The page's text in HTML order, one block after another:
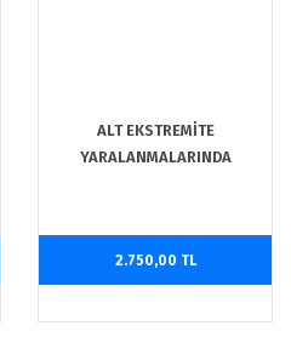
ALT EKSTREMİTE
YARALANMALARINDA
2.750,00 TL